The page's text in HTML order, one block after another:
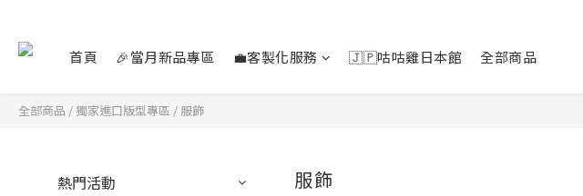
首頁 🎉當月新品專區 💼客製化服務 🇯🇵咕咕雞日本館 全部商品
全部商品 / 獨家進口版型專區 / 服飾
熱門活動
服飾